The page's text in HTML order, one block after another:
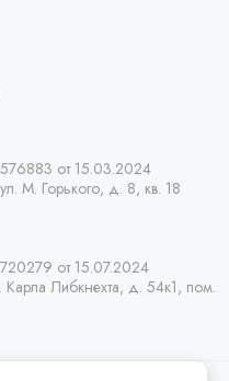
от 15.03.2024
М. Горького, д. 8, кв. 18
от 15.07.2024
Либкнехта, д. 54к1, пом.